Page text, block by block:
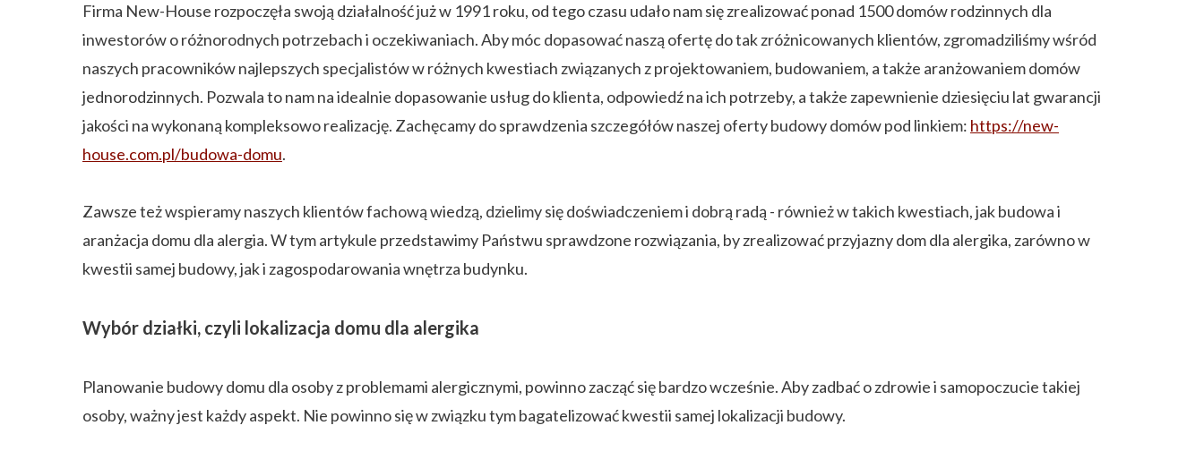
Firma New-House rozpoczęła swoją działalność już w 1991 roku, od tego czasu udało nam się zrealizować ponad 1500 domów rodzinnych dla
inwestorów o różnorodnych potrzebach i oczekiwaniach. Aby móc dopasować naszą ofertę do tak zróżnicowanych klientów, zgromadziliśmy wśród
naszych pracowników najlepszych specjalistów w różnych kwestiach związanych z projektowaniem, budowaniem, a także aranżowaniem domów
jednorodzinnych. Pozwala to nam na idealnie dopasowanie usług do klienta, odpowiedź na ich potrzeby, a także zapewnienie dziesięciu lat gwarancji
jakości na wykonaną kompleksowo realizację. Zachęcamy do sprawdzenia szczegółów naszej oferty budowy domów pod linkiem: https://new-
house.com.pl/budowa-domu.
Zawsze też wspieramy naszych klientów fachową wiedzą, dzielimy się doświadczeniem i dobrą radą - również w takich kwestiach, jak budowa i
aranżacja domu dla alergia. W tym artykule przedstawimy Państwu sprawdzone rozwiązania, by zrealizować przyjazny dom dla alergika, zarówno w
kwestii samej budowy, jak i zagospodarowania wnętrza budynku.
Wybór działki, czyli lokalizacja domu dla alergika
Planowanie budowy domu dla osoby z problemami alergicznymi, powinno zacząć się bardzo wcześnie. Aby zadbać o zdrowie i samopoczucie takiej
osoby, ważny jest każdy aspekt. Nie powinno się w związku tym bagatelizować kwestii samej lokalizacji budowy.